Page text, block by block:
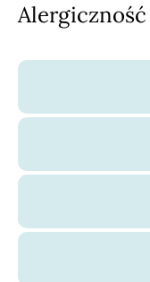
Alergiczność